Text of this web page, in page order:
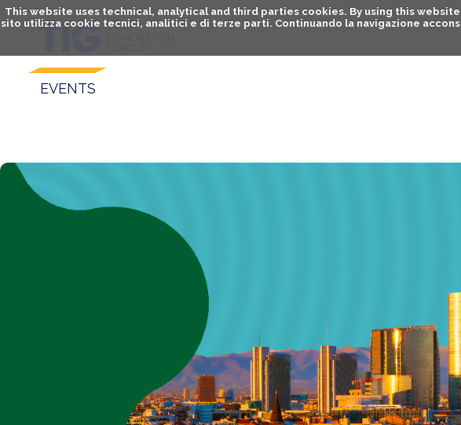
This website uses technical, analytical and third parties cookies. By using this
sito utilizza cookie tecnici, analitici e di terze parti. Continuando la navigazione
EVENTS